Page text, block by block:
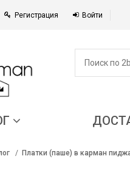
Регистрация Войти
Платки (паше) в карман